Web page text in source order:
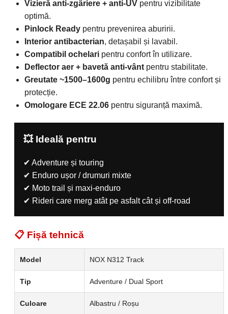
Vizieră anti-zgâriere + anti-UV pentru vizibilitate
optimă.
Pinlock Ready pentru prevenirea aburirii.
Interior antibacterian, detașabil și lavabil.
Compatibil ochelari pentru confort în utilizare.
Deflector aer + bavetă anti-vântpentru stabilitate.
Greutate ~1500–1600g pentru echilibru între confort și
protecție.
Omologare ECE 22.06 pentru siguranță maximă.
💥 Ideală pentru
✔ Adventure și touring
✔ Enduro ușor / drumuri mixte
✔ Moto trail și maxi-enduro
✔ Rideri care merg atât pe asfalt cât și off-road
📋 Fișă tehnică
Model NOX N312 Track
Tip Adventure / Dual Sport
Culoare Albastru / Roșu